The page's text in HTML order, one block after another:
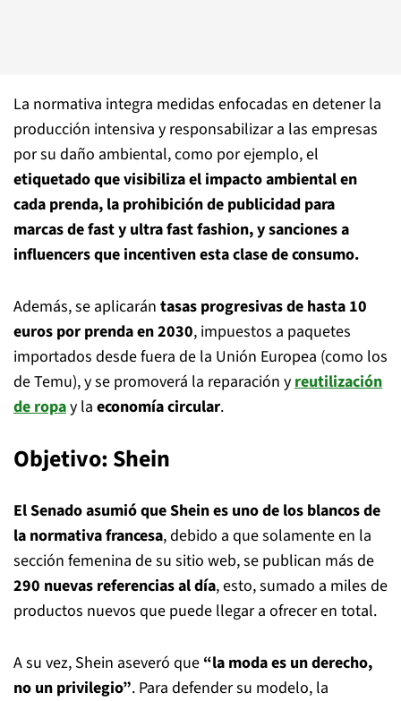
La normativa integra medidas enfocadas en detener la
producción intensiva y responsabilizar a las empresas
por su daño ambiental, como por ejemplo, el
etiquetado que visibiliza el impacto ambiental en
cada prenda, la prohibición de publicidad para
marcas de fast y ultra fast fashion, y sanciones a
influencers que incentiven esta clase de consumo.
Además, se aplicarán tasas progresivas de hasta 10
euros por prenda en 2030, impuestos a paquetes
importados desde fuera de la Unión Europea (como los
de Temu), y se promoverá la reparación yreutilización
de ropay la economía circular.
Objetivo: Shein
El Senado asumió que Shein es uno de los blancos de
la normativa francesa, debido a que solamente en la
sección femenina de su sitio web, se publican más de
290 nuevas referencias al día, esto, sumado a miles de
productos nuevos que puede llegar a ofrecer en total.
A su vez, Shein aseveró que “la moda es un derecho,
no un privilegio”. Para defender su modelo, la